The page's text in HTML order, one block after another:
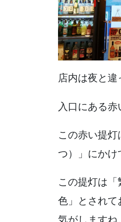
店内は夜と
入口にある
この赤い提
つ）」にかけ
この提灯は
色」とされて
気がしますね